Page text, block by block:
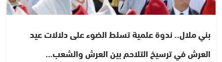
بني ملال.. ندوة علمية تسلط الضوء على دلالات عيد
العرش في ترسيخ التلاحم بين العرش والشعب…